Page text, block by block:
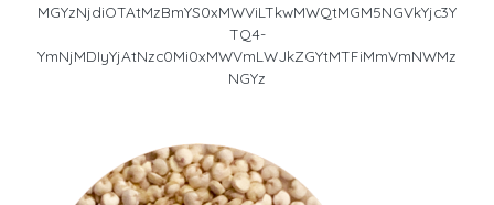
MGYzNjdiOTAtMzBmYS0xMWViLTkwMWQtMGM5NGVkYjc3Y
TQ4-
YmNjMDIyYjAtNzc0Mi0xMWVmLWJkZGYtMTFiMmVmNWMz
NGYz